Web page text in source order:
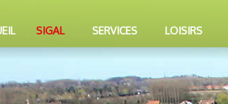
SIGAL SERVICES LOISIRS